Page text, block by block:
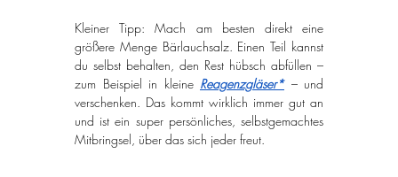
Kleiner Tipp: Mach am besten direkt eine
größere Menge Bärlauchsalz. Einen Teil kannst
du selbst behalten, den Rest hübsch abfüllen –
zum Beispiel in kleine Reagenzgläser* – und
verschenken. Das kommt wirklich immer gut an
und ist ein super persönliches, selbstgemachtes
Mitbringsel, über das sich jeder freut.